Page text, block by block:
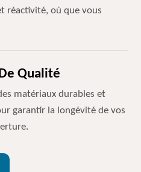
réactivité, où que vous
Qualité
matériaux durables et
garantir la longévité de vos